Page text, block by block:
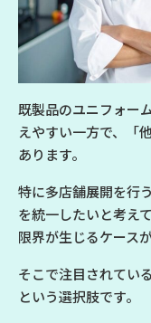
既製品のユニフォー
えやすい一方で、「
あります。
特に多店舗展開を行
を統一したいと考え
限界が生じるケース
そこで注目されてい
という選択肢です。